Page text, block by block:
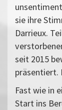
sie ihre
Darrieux.
seit 2015
präsentiert.
Fast wie in
Start ins